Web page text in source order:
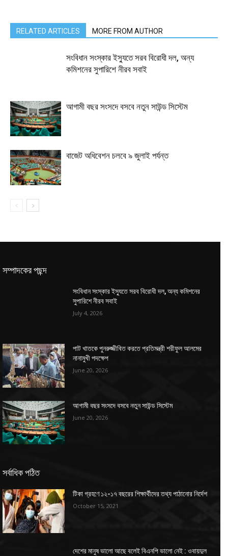
RELATED ARTICLES MORE FROM AUTHOR
সংবিধান সংস্কার ইস্যুতে সরব বিরোধী দল, অন্য
কমিশনের সুপারিশে নীরব সবাই
আগামী বছর সংসদে বসবে নতুন সাউন্ড সিস্টেম
বাজেট অধিবেশন চলবে ৯ জুলাই পর্যন্ত
সম্পাদকের পছন্দ
সংবিধান সংস্কার ইস্যুতে সরব বিরোধী দল, অন্য কমিশনের
সুপারিশে নীরব সবাই
July 4, 2026
পাট খাতকে পুনরুজ্জীবিত করতে প্রতিমন্ত্রী শরীফুল আলমের
নানামুখী পদক্ষেপ
June 20, 2026
আগামী বছর সংসদে বসবে নতুন সাউন্ড সিস্টেম
June 20, 2026
সর্বাধিক পঠিত
টিকা গ্রহণে ১২-১৭ বছরের শিক্ষার্থীদের তথ্য পাঠানোর নির্দেশ
October 15, 2021
দেশের মানুষ ভালো আছে বলেই বিএনপি ভালো নেই : ওবায়দুল